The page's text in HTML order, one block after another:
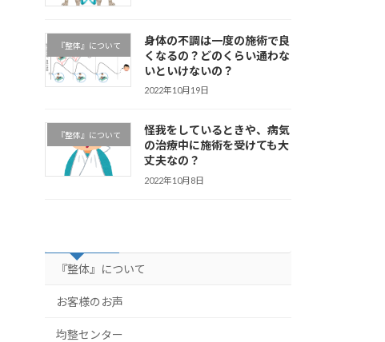
『整体』について
身体の不調は一度の施術で良
くなるの？どのくらい通わな
いといけないの？
2022年10月19日
『整体』について
怪我をしているときや、病気
の治療中に施術を受けても大
丈夫なの？
2022年10月8日
『整体』について
お客様のお声
均整センター